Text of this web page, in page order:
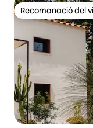
Recomanació del
Recomanació del